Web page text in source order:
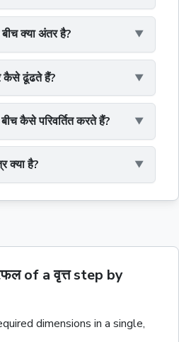
क्या अंतर है?
कैसे ढूंढते हैं?
कैसे परिवर्तित करते हैं?
क्या है?
of a वृत्त step by
dimensions in a single,